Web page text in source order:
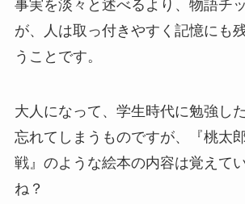
事実を淡々と述べるより、物語チ
が、人は取っ付きやすく記憶にも
うことです。
大人になって、学生時代に勉強し
忘れてしまうものですが、『桃太
戦』のような絵本の内容は覚えて
ね？